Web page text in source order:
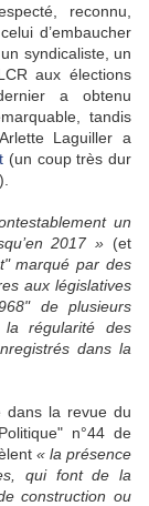
reconnu,
d’embaucher
syndicaliste, un
aux élections
a obtenu
tandis
Laguiller a
(un coup très dur
un
2017 » (et
marqué par des
aux législatives
de plusieurs
régularité des
dans la
dans la revue du
n°44 de
« la présence
qui font de la
construction ou